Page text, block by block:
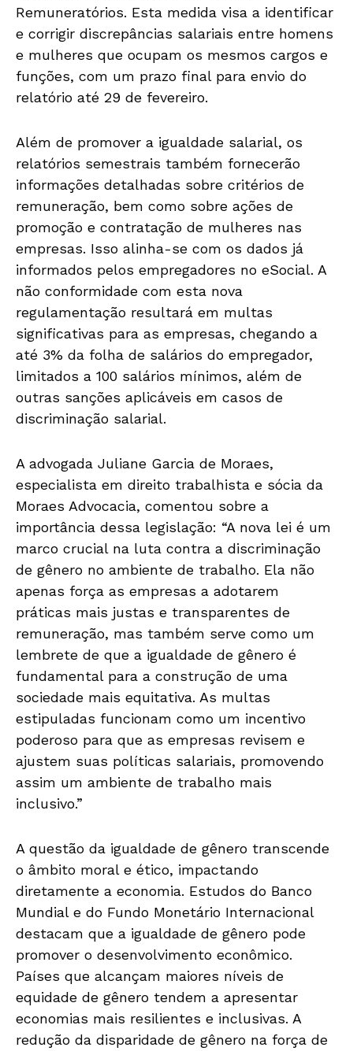
Remuneratórios. Esta medida visa a identificar
e corrigir discrepâncias salariais entre homens
e mulheres que ocupam os mesmos cargos e
funções, com um prazo final para envio do
relatório até 29 de fevereiro.
Além de promover a igualdade salarial, os
relatórios semestrais também fornecerão
informações detalhadas sobre critérios de
remuneração, bem como sobre ações de
promoção e contratação de mulheres nas
empresas. Isso alinha-se com os dados já
informados pelos empregadores no eSocial. A
não conformidade com esta nova
regulamentação resultará em multas
significativas para as empresas, chegando a
até 3% da folha de salários do empregador,
limitados a 100 salários mínimos, além de
outras sanções aplicáveis em casos de
discriminação salarial.
A advogada Juliane Garcia de Moraes,
especialista em direito trabalhista e sócia da
Moraes Advocacia, comentou sobre a
importância dessa legislação: “A nova lei é um
marco crucial na luta contra a discriminação
de gênero no ambiente de trabalho. Ela não
apenas força as empresas a adotarem
práticas mais justas e transparentes de
remuneração, mas também serve como um
lembrete de que a igualdade de gênero é
fundamental para a construção de uma
sociedade mais equitativa. As multas
estipuladas funcionam como um incentivo
poderoso para que as empresas revisem e
ajustem suas políticas salariais, promovendo
assim um ambiente de trabalho mais
inclusivo.”
A questão da igualdade de gênero transcende
o âmbito moral e ético, impactando
diretamente a economia. Estudos do Banco
Mundial e do Fundo Monetário Internacional
destacam que a igualdade de gênero pode
promover o desenvolvimento econômico.
Países que alcançam maiores níveis de
equidade de gênero tendem a apresentar
economias mais resilientes e inclusivas. A
redução da disparidade de gênero na força de